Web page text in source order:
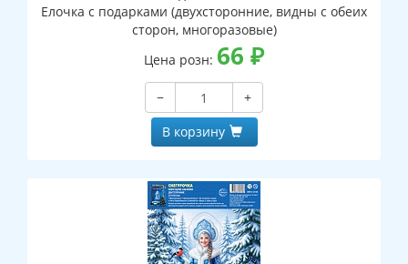
Елочка с подарками (двухсторонние, видны с обеих
сторон, многоразовые)
Цена розн: 66 ₽
−
+
В корзину